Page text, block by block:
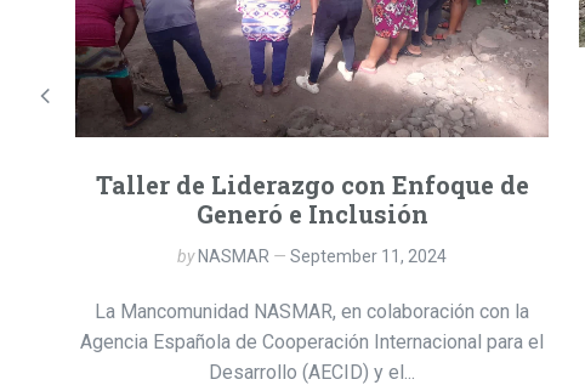
Taller de Liderazgo con Enfoque de
Generó e Inclusión
by NASMAR September 11, 2024
La Mancomunidad NASMAR, en colaboración con la
Agencia Española de Cooperación Internacional para el
Desarrollo (AECID) y el...